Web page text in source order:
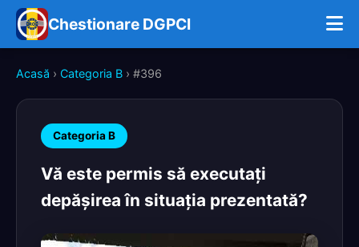
Chestionare DGPCI
Acasă › Categoria B › #396
Categoria B
Vă este permis să executaţi
depăşirea în situaţia prezentată?